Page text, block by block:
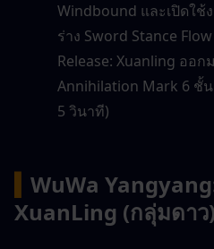
Windbound และเปิดใช้
ร่าง Sword Stance
Release: Xuanling ออ
Annihilation Mark 6 ชั้
5 วินาที)
WuWa
XuanLing (กลุ่มดาว)